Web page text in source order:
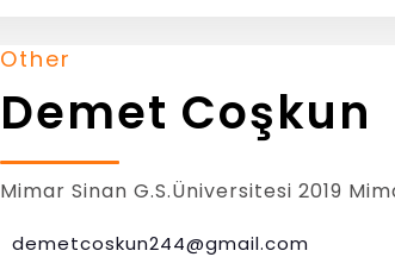
Other
Demet Coşkun
Mimar Sinan G.S.Üniversitesi 2019
demetcoskun244@gmail.com